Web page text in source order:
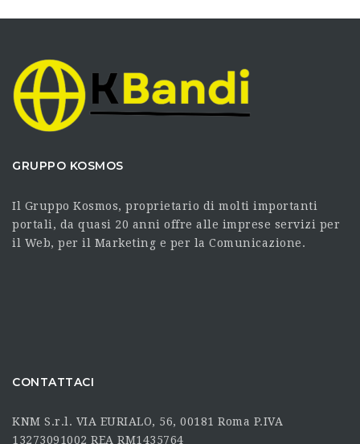
GRUPPO KOSMOS
Il Gruppo Kosmos, proprietario di molti importanti
portali, da quasi 20 anni offre alle imprese servizi per
il Web, per il Marketing e per la Comunicazione.
CONTATTACI
KNM S.r.l. VIA EURIALO, 56, 00181 Roma P.IVA
13273091002 REA RM1435764